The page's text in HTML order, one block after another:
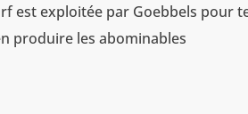
est exploitée par Goebbels pour
produire les abominables